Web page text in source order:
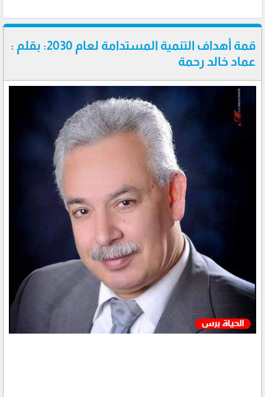
قمة أهداف التنمية المستدامة لعام 2030: بقلم :
عماد خالد رحمة